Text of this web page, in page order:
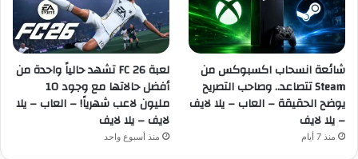
شائعة انسحاب اكسبوكس من
Steam تتصاعد.. وصاحب التصريح
يوضح الحقيقة – العاب – يلا لايف
– يلا لايف
منذ 7 أيام
لعبة FC 26 تشهد حالياً واحدة من
أفضل حالاتها مع وجود 10
مليون لاعب شهرياً! – العاب – يلا
لايف – يلا لايف
منذ أسبوع واحد